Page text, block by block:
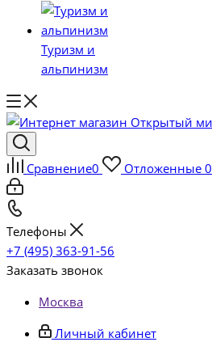
Туризм и
альпинизм
Сравнение0 Отложенные 0
Телефоны
+7 (495) 363-91-56
Заказать звонок
Москва
Личный кабинет